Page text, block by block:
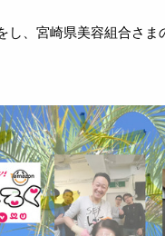
し、宮崎県美容組合さま